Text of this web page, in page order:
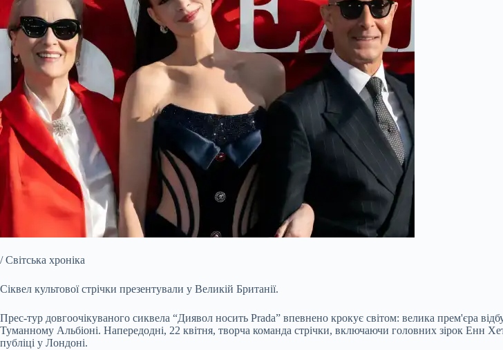
/ Світська хроніка
Сіквел культової стрічки презентували у Великій Британії.
Прес-тур довгоочікуваного сиквела “Диявол носить Prada” впевнено крокує світом: велика прем'єра
Туманному Альбіоні. Напередодні, 22 квітня, творча команда стрічки, включаючи головних зірок Енн
публіці у Лондоні.